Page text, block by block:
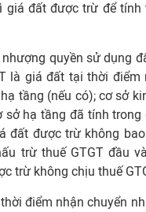
đất được trừ để tính
quyền sử dụng
là giá đất tại thời điểm
tầng (nếu có); cơ sở
sở hạ tầng đã tính
đất được trừ không
trừ thuế GTGT đầu
trừ không chịu thuế
điểm nhận chuyển